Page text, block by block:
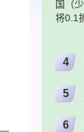
4
5
6